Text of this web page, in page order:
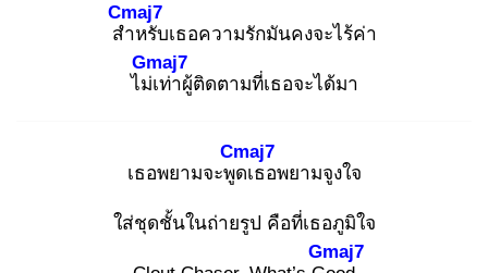
สำ
Cmaj7
หรับเธอความรักมันคงจะไร้ค่า
ไม่เ
Gmaj7
ท่าผู้ติดตามที่เธอจะได้มา
เธอพยามจะพูด
Cmaj7
เธอพยามจูงใจ
ใส่ชุดชั้นในถ่ายรูป คือที่เธอภูมิใจ
Gmaj7